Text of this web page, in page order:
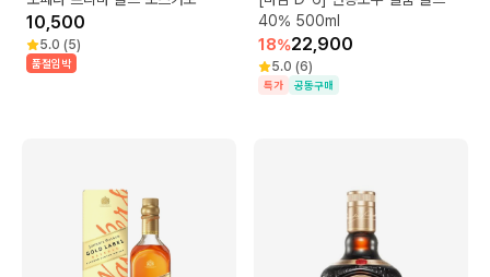
10,500
5.0 (5)
품절임박
40% 500ml
18%22,900
5.0 (6)
특가 공동구매